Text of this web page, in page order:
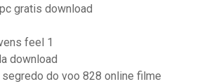
gratis download
feel 1
download
do voo 828 online filme